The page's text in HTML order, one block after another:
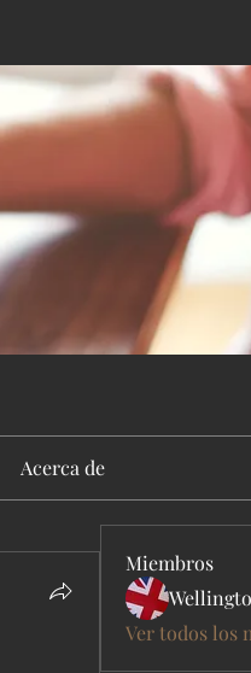
Acerca de
Miembros
Ver todos los